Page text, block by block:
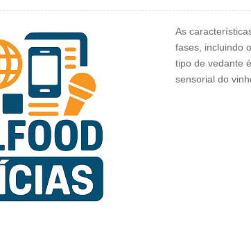
As
fases, incluindo
tipo de vedante
sensorial do